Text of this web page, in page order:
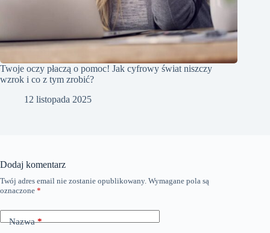
Twoje oczy płaczą o pomoc! Jak cyfrowy świat niszczy
wzrok i co z tym zrobić?
12 listopada 2025
Dodaj komentarz
Twój adres email nie zostanie opublikowany. Wymagane pola są
oznaczone *
Nazwa*